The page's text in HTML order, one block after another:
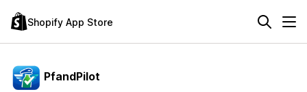
Shopify App Store
PfandPilot